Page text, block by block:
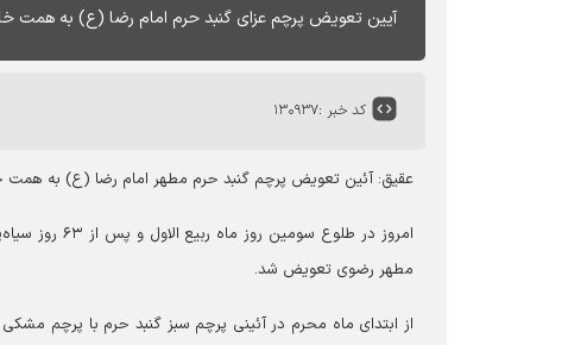
آیین تعویض پرچم عزای گنبد حرم امام رضا (ع) به همت
کد خبر :۱۳۰۹۳۷
عقیق: آئین تعویض پرچم گنبد حرم مطهر امام رضا (ع) به همت
امروز در
مطهر رضوی تعویض شد.